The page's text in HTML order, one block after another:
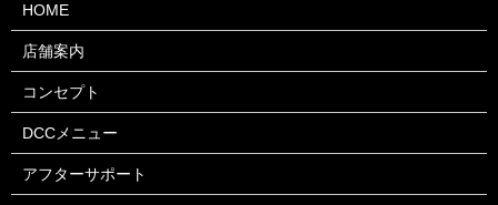
HOME
店舗案内
コンセプト
DCCメニュー
アフターサポート